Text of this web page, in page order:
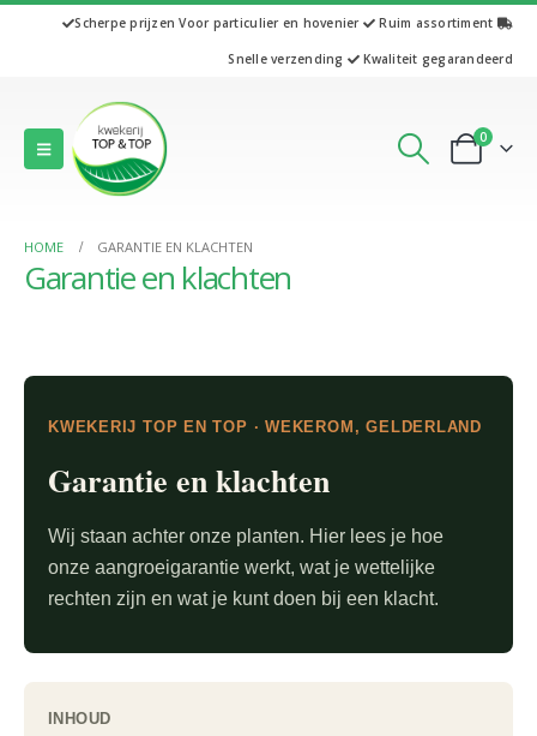
Scherpe prijzenVoor particulier en hovenier Ruim assortiment
Snelle verzending Kwaliteit gegarandeerd
0
HOME GARANTIE EN KLACHTEN
Garantie en klachten
KWEKERIJ TOP EN TOP · WEKEROM, GELDERLAND
Garantie en klachten
Wij staan achter onze planten. Hier lees je hoe
onze aangroeigarantie werkt, wat je wettelijke
rechten zijn en wat je kunt doen bij een klacht.
INHOUD